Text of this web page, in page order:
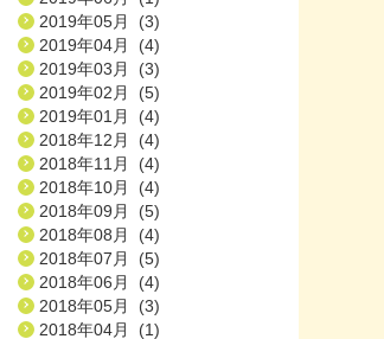
2019年05月 (3)
2019年04月 (4)
2019年03月 (3)
2019年02月 (5)
2019年01月 (4)
2018年12月 (4)
2018年11月 (4)
2018年10月 (4)
2018年09月 (5)
2018年08月 (4)
2018年07月 (5)
2018年06月 (4)
2018年05月 (3)
2018年04月 (1)